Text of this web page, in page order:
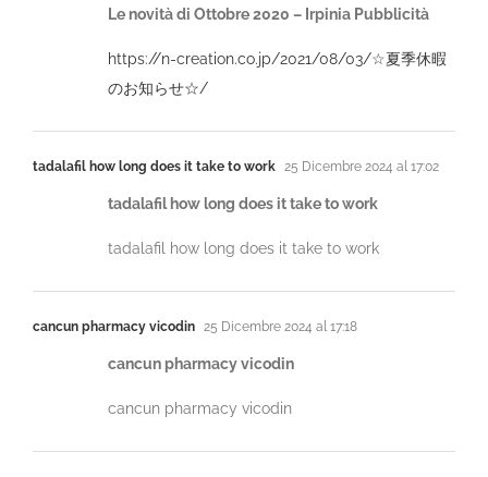
Le novità di Ottobre 2020 – Irpinia Pubblicità
https://n-creation.co.jp/2021/08/03/☆夏季休暇
のお知らせ☆/
tadalafil how long does it take to work 25 Dicembre 2024 al 17:02
tadalafil how long does it take to work
tadalafil how long does it take to work
cancun pharmacy vicodin 25 Dicembre 2024 al 17:18
cancun pharmacy vicodin
cancun pharmacy vicodin